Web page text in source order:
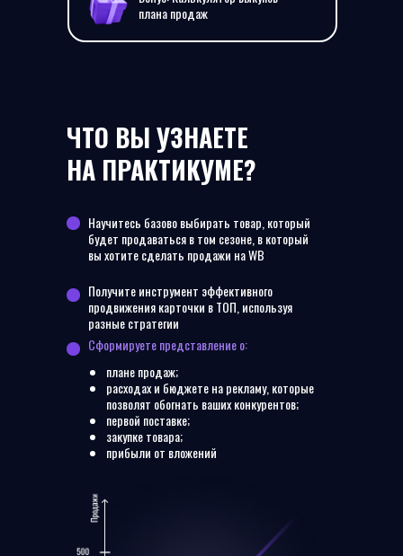
плана продаж
ЧТО ВЫ УЗНАЕТЕ
НА ПРАКТИКУМЕ?
Научитесь базово выбирать товар, который
будет продаваться в том сезоне, в который
вы хотите сделать продажи на WB
Получите инструмент эффективного
продвижения карточки в ТОП, используя
разные стратегии
Сформируете представление о:
плане продаж;
расходах и бюджете на рекламу, которые
позволят обогнать ваших конкурентов;
первой поставке;
закупке товара;
прибыли от вложений